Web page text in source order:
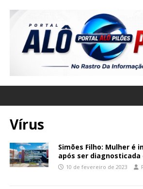
Vírus
Simões Filho: Mulher é
após ser diagnosticada
10 de fevereiro de 2023